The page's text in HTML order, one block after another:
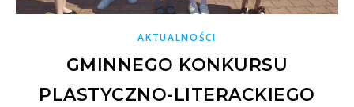
AKTUALNOŚCI
GMINNEGO KONKURSU
PLASTYCZNO-LITERACKIEGO